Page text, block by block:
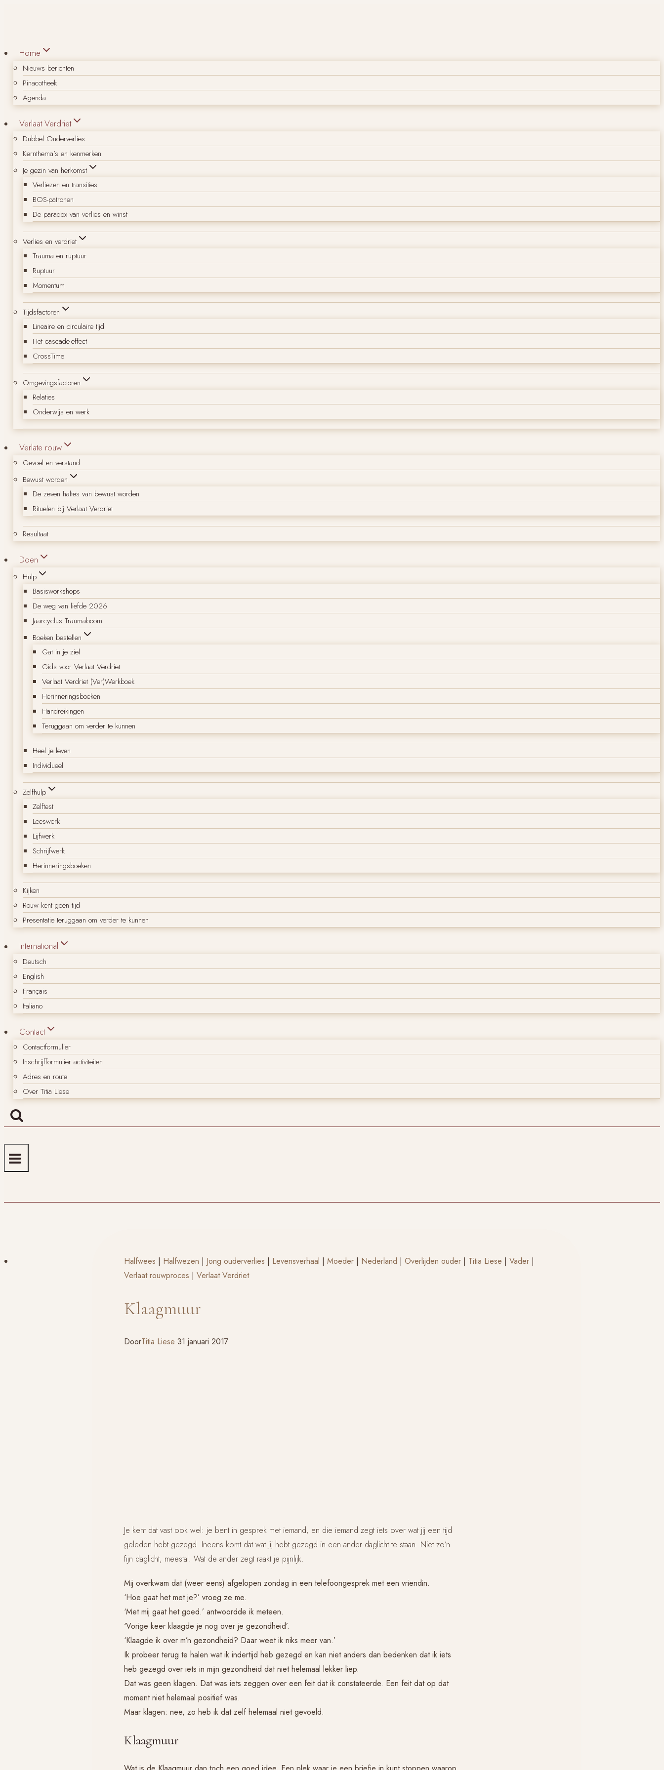
Home
Nieuws berichten
Pinacotheek
Agenda
Verlaat Verdriet
Dubbel Ouderverlies
Kernthema’s en kenmerken
Je gezin van herkomst
Verliezen en transities
BOS-patronen
De paradox van verlies en winst
Verlies en verdriet
Trauma en ruptuur
Ruptuur
Momentum
Tijdsfactoren
Lineaire en circulaire tijd
Het cascade-effect
CrossTime
Omgevingsfactoren
Relaties
Onderwijs en werk
Verlate rouw
Gevoel en verstand
Bewust worden
De zeven haltes van bewust worden
Rituelen bij Verlaat Verdriet
Resultaat
Doen
Hulp
Basisworkshops
De weg van liefde 2026
Jaarcyclus Traumaboom
Boeken bestellen
Gat in je ziel
Gids voor Verlaat Verdriet
Verlaat Verdriet (Ver)Werkboek
Herinneringsboeken
Handreikingen
Teruggaan om verder te kunnen
Heel je leven
Individueel
Zelfhulp
Zelftest
Leeswerk
Lijfwerk
Schrijfwerk
Herinneringsboeken
Kijken
Rouw kent geen tijd
Presentatie teruggaan om verder te kunnen
International
Deutsch
English
Français
Italiano
Contact
Contactformulier
Inschrijfformulier activiteiten
Adres en route
Over Titia Liese
Halfwees | Halfwezen | Jong ouderverlies | Levensverhaal |Moeder | Nederland |Overlijden ouder | Titia Liese |Vader |
Verlaat rouwproces |Verlaat Verdriet
Klaagmuur
DoorTitia Liese 31 januari 2017
Je kent dat vast ook wel: je bent in gesprek met iemand, en die iemand zegt iets over wat jij een tijd
geleden hebt gezegd. Ineens komt dat wat jij hebt gezegd in een ander daglicht te staan. Niet zo’n
fijn daglicht, meestal. Wat de ander zegt raakt je pijnlijk.
Mij overkwam dat (weer eens) afgelopen zondag in een telefoongesprek met een vriendin.
‘Hoe gaat het met je?’ vroeg ze me.
‘Met mij gaat het goed.’ antwoordde ik meteen.
‘Vorige keer klaagde je nog over je gezondheid’.
‘Klaagde ik over m’n gezondheid? Daar weet ik niks meer van.’
Ik probeer terug te halen wat ik indertijd heb gezegd en kan niet anders dan bedenken dat ik iets
heb gezegd over iets in mijn gezondheid dat niet helemaal lekker liep.
Dat was geen klagen. Dat was iets zeggen over een feit dat ik constateerde. Een feit dat op dat
moment niet helemaal positief was.
Maar klagen: nee, zo heb ik dat zelf helemaal niet gevoeld.
Klaagmuur